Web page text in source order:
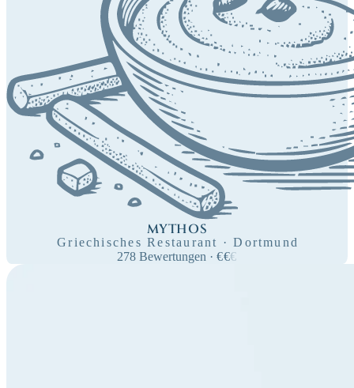
MYTHOS
Griechisches Restaurant · Dortmund
278 Bewertungen ·€€€